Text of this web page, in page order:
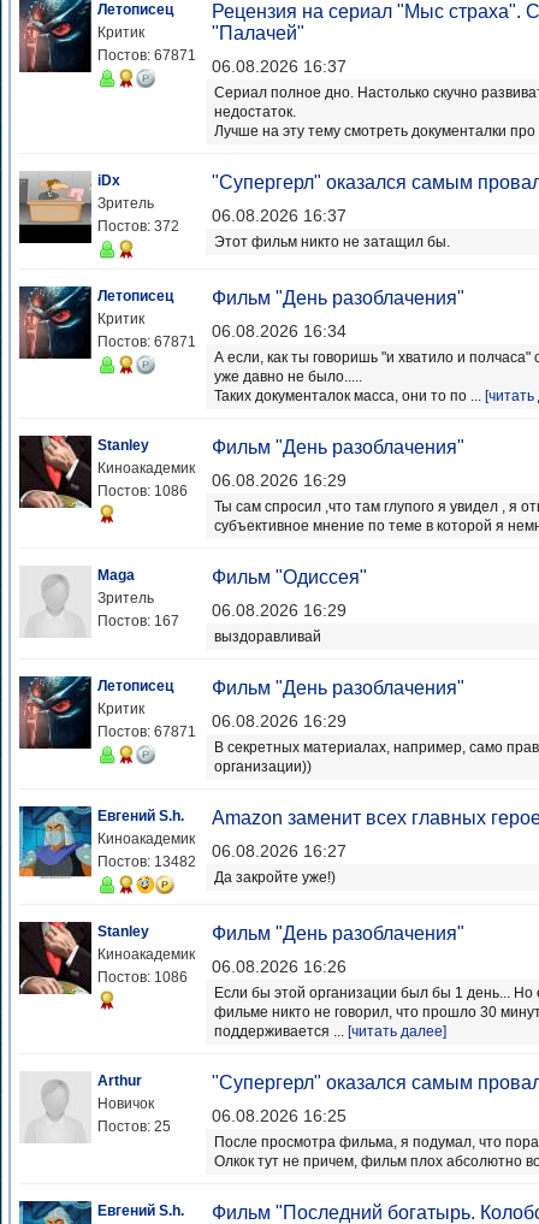
Летописец
Критик
Постов: 67871
Рецензия на сериал "Мыс страха".
"Палачей"
06.08.2026 16:37
Сериал полное дно. Настолько скучно
недостаток.
Лучше на эту тему смотреть документалки
iDx
Зритель
Постов: 372
"Супергерл" оказался самым
06.08.2026 16:37
Этот фильм никто не затащил бы.
Летописец
Критик
Постов: 67871
Фильм "День разоблачения"
06.08.2026 16:34
А если, как ты говоришь "и хватило и
уже давно не было.....
Таких документалок масса, они то по ...
Stanley
Киноакадемик
Постов: 1086
Фильм "День разоблачения"
06.08.2026 16:29
Ты сам спросил ,что там глупого я увидел , я
субъективное мнение по теме в которой я
Maga
Зритель
Постов: 167
Фильм "Одиссея"
06.08.2026 16:29
выздоравливай
Летописец
Критик
Постов: 67871
Фильм "День разоблачения"
06.08.2026 16:29
В секретных материалах, например, само
организации))
Евгений S.h.
Киноакадемик
Постов: 13482
Amazon заменит всех главных
06.08.2026 16:27
Да закройте уже!)
Stanley
Киноакадемик
Постов: 1086
Фильм "День разоблачения"
06.08.2026 16:26
Если бы этой организации был бы 1 день...
фильме никто не говорил, что прошло 30
поддерживается ... [читать далее]
Arthur
Новичок
Постов: 25
"Супергерл" оказался самым
06.08.2026 16:25
После просмотра фильма, я подумал, что
Олкок тут не причем, фильм плох абсолютно
Евгений S.h.
Фильм "Последний богатырь.